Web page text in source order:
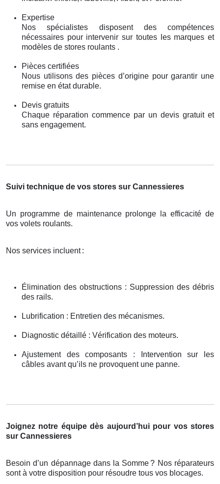
Expertise
Nos spécialistes disposent des compétences
nécessaires pour intervenir sur toutes les marques et
modèles de stores roulants .
Pièces certifiées
Nous utilisons des pièces d’origine pour garantir une
remise en état durable.
Devis gratuits
Chaque réparation commence par un devis gratuit et
sans engagement.
Suivi technique de vos stores sur Cannessieres
Un programme de maintenance prolonge la efficacité de
vos volets roulants.
Nos services incluent :
Élimination des obstructions : Suppression des débris
des rails.
Lubrification : Entretien des mécanismes.
Diagnostic détaillé : Vérification des moteurs.
Ajustement des composants : Intervention sur les
câbles avant qu’ils ne provoquent une panne.
Joignez notre équipe dès aujourd’hui pour vos stores
sur Cannessieres
Besoin d’un dépannage dans la Somme ? Nos réparateurs
sontà votre disposition pour résoudre tous vos blocages.